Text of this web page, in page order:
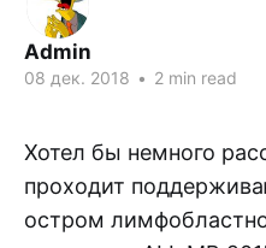
Admin
08 дек. 2018 • 2 min read
Хотел бы немного
проходит
остром